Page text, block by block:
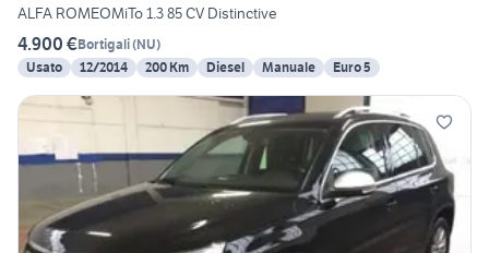
ALFA ROMEOMiTo 1.3 85 CV Distinctive
4.900 €Bortigali(NU)
Usato
12/2014 200 Km Diesel Manuale Euro 5